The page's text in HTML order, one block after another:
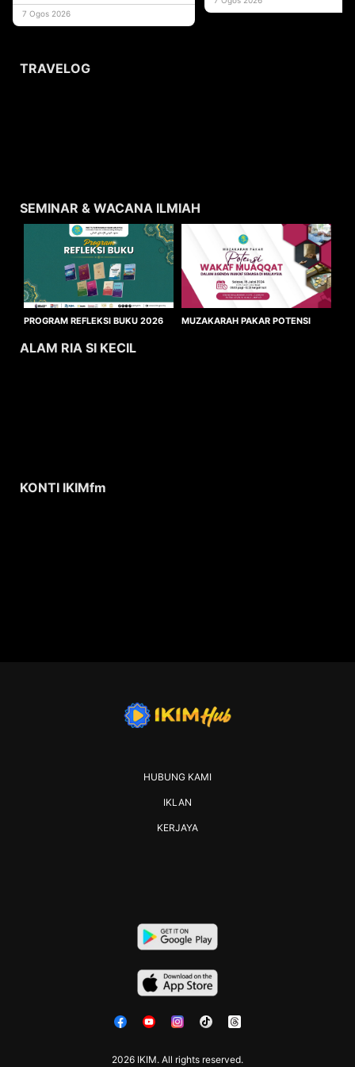
usaha
7 Ogos 2026
TRAVELOG
SEMINAR & WACANA ILMIAH
PROGRAM REFLEKSI BUKU 2026
MUZAKARAH PAKAR POTENSI
ALAM RIA SI KECIL
KONTI IKIMfm
2026 IKIM. All rights reserved.
HUBUNG KAMI
IKLAN
KERJAYA